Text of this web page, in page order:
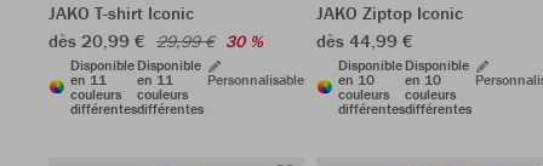
JAKO T-shirt Iconic
dès 20,99 € 29,99 € 30 %
Disponible
en 11
couleurs
différentes
Disponible
en 11
couleurs
différentes
Personnalisable
JAKO Ziptop Iconic
dès 44,99 €
Disponible
en 10
couleurs
différentes
Disponible
en 10
couleurs
différentes